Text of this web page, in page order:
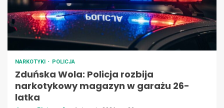
NARKOTYKI POLICJA
Zduńska Wola: Policja rozbija
narkotykowy magazyn w garażu 26-
latka